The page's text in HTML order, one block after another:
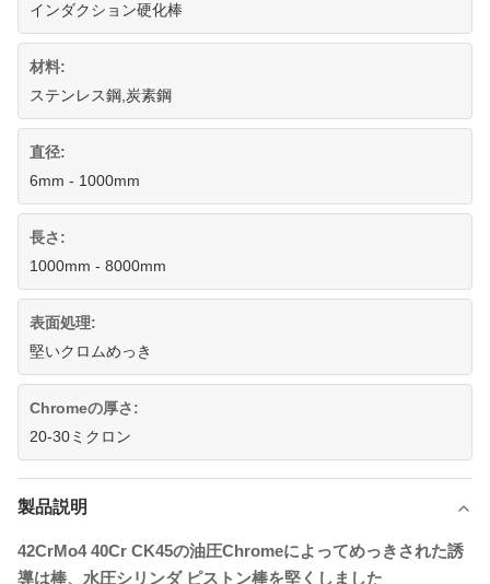
インダクション硬化棒
材料:
ステンレス鋼,炭素鋼
直径:
6mm - 1000mm
長さ:
1000mm - 8000mm
表面処理:
堅いクロムめっき
Chromeの厚さ:
20-30ミクロン
製品説明
42CrMo4 40Cr CK45の油圧Chromeによってめっきされた誘
導は棒、水圧シリンダ ピストン棒を堅くしました